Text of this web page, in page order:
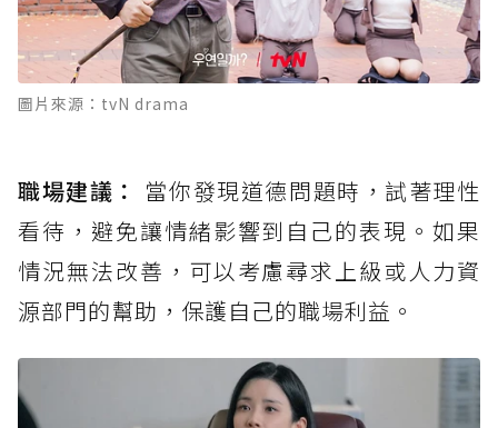
圖片來源：tvN drama
職場建議： 當你發現道德問題時，試著理性
看待，避免讓情緒影響到自己的表現。如果
情況無法改善，可以考慮尋求上級或人力資
源部門的幫助，保護自己的職場利益。